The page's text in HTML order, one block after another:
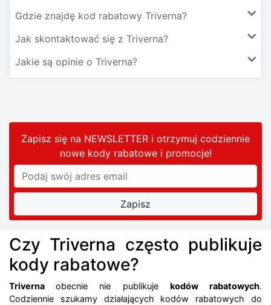
Gdzie znajdę kod rabatowy Triverna?
Jak skontaktować się z Triverna?
Jakie są opinie o Triverna?
Zapisz się na NEWSLETTER i otrzymuj codziennie
nowe kody rabatowei promocje!
Czy Triverna często publikuje
kody rabatowe?
Trivernaobecnie nie publikuje kodów rabatowych.
Codziennie szukamy działających kodów rabatowych do